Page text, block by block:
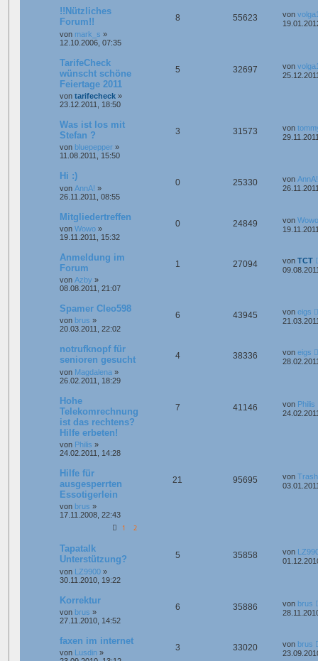
!!Nützliches
Forum!!
von mark_s »
12.10.2006, 07:35
8 55623 von
TarifeCheck
wünscht schöne
Feiertage 2011
von tarifecheck »
23.12.2011, 18:50
5 32697 von
Was ist los mit
Stefan ?
von bluepepper »
11.08.2011, 15:50
3 31573 von
Hi :)
von AnnA! »
26.11.2011, 08:55
0 25330 von AnnA!
Mitgliedertreffen
von Wowo »
19.11.2011, 15:32
0 24849 von Wowo
Anmeldung im
Forum
von Azby »
08.08.2011, 21:07
1 27094 von TCT
Spamer Cleo598
von brus »
20.03.2011, 22:02
6 43945 von eigs
notrufknopf für
senioren gesucht
von Magdalena »
26.02.2011, 18:29
4 38336 von eigs
Hohe
Telekomrechnung
ist das rechtens?
Hilfe erbeten!
von Philis »
24.02.2011, 14:28
7 41146 von Philis
Hilfe für
ausgesperrten
Essotigerlein
von brus »
17.11.2008, 22:43
1 2
21 95695 von
Tapatalk
Unterstützung?
von LZ9900 »
30.11.2010, 19:22
5 35858 von
Korrektur
von brus »
27.11.2010, 14:52
6 35886 von brus
faxen im internet
von Lusdin »
3 33020 von brus